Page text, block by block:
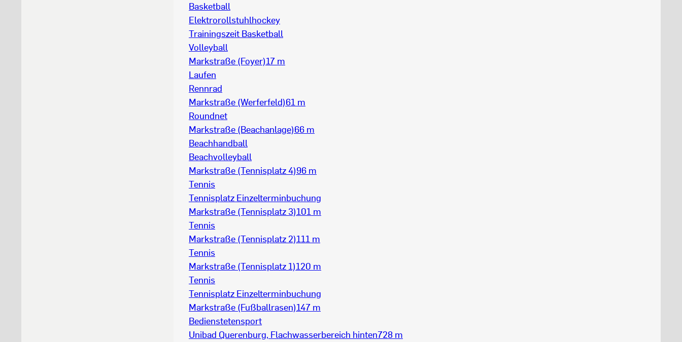
Basketball
Elektrorollstuhlhockey
Trainingszeit Basketball
Volleyball
Markstraße (Foyer)17 m
Laufen
Rennrad
Markstraße (Werferfeld)61 m
Roundnet
Markstraße (Beachanlage)66 m
Beachhandball
Beachvolleyball
Markstraße (Tennisplatz 4)96 m
Tennis
Tennisplatz Einzelterminbuchung
Markstraße (Tennisplatz 3)101 m
Tennis
Markstraße (Tennisplatz 2)111 m
Tennis
Markstraße (Tennisplatz 1)120 m
Tennis
Tennisplatz Einzelterminbuchung
Markstraße (Fußballrasen)147 m
Bedienstetensport
Unibad Querenburg, Flachwasserbereich hinten728 m